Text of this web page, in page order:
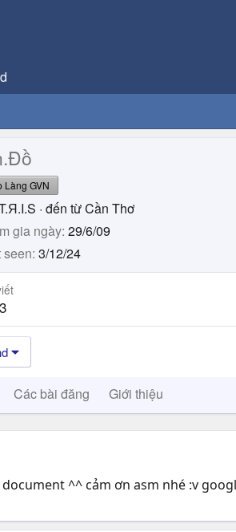
Làng GVN
· đến từCần Thơ
gia ngày 29/6/09
seen 3/12/24
Các bài đăng Giới thiệu
^^ cảm ơn asm nhé :v